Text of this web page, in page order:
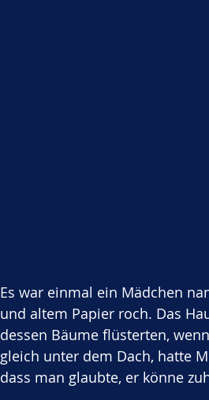
Es war einmal ein Mädchen
und altem Papier roch. Das
dessen Bäume flüsterten,
gleich unter dem Dach, hatte
dass man glaubte, er könne